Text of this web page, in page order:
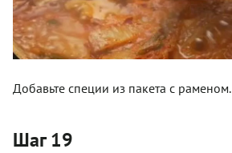
Добавьте специи из пакета с раменом.
Шаг 19